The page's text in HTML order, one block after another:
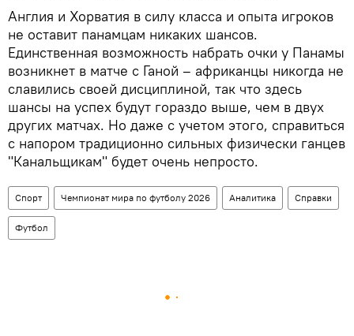
Англия и Хорватия в силу класса и опыта игроков
не оставит панамцам никаких шансов.
Единственная возможность набрать очки у Панамы
возникнет в матче с Ганой – африканцы никогда не
славились своей дисциплиной, так что здесь
шансы на успех будут гораздо выше, чем в двух
других матчах. Но даже с учетом этого, справиться
с напором традиционно сильных физически ганцев
"Канальщикам" будет очень непросто.
Спорт Чемпионат мира по футболу 2026 Аналитика Справки
Футбол